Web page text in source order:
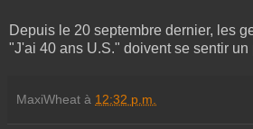
Depuis le 20 septembre dernier, les
"J'ai 40 ans U.S." doivent se sentir un
MaxiWheat à 12:32 p.m.